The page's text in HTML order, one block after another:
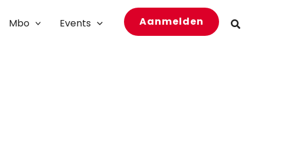
Mbo Events Aanmelden Zoeken